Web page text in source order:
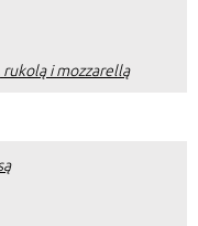
i mozzarellą